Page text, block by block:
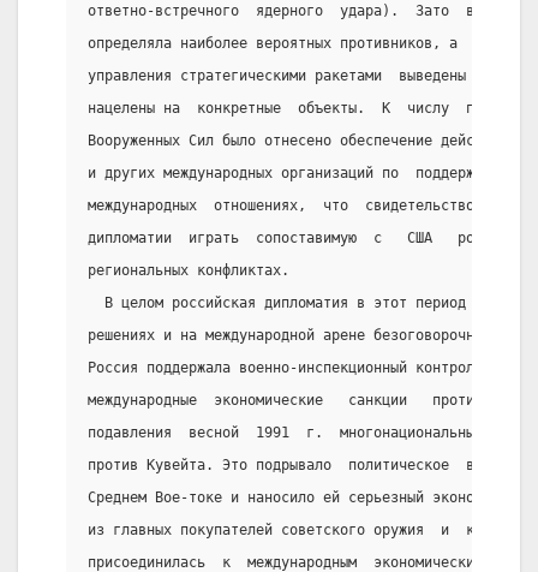
ответно-встречного  ядерного  удара).  Зато
определяла наиболее вероятных противников, а  это
управления стратегическими ракетами  выведены
нацелены на  конкретные  объекты.  К  числу
Вооруженных Сил было отнесено обеспечение действий
и других международных организаций по  поддержанию
международных  отношениях,  что  свидетельствовало
дипломатии  играть  сопоставимую  с   США   роль
региональных конфликтах.
В целом российская дипломатия в этот период
решениях и на международной арене безоговорочно
Россия поддержала военно-инспекционный контроль
международные  экономические   санкции   против
подавления  весной  1991  г.  многонациональными
против Кувейта. Это подрывало  политическое
Среднем Вое-токе и наносило ей серьезный
из главных покупателей советского оружия  и
присоединилась  к  международным  экономическим